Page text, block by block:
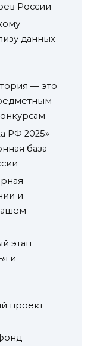
России
данных
— это
РФ 2025» —
база
и
этап
и
проект